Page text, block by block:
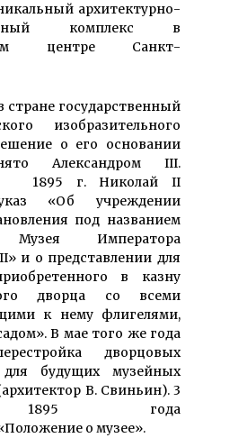
архитектурно-
комплекс в
центре Санкт-
стране государственный
изобразительного
о его основании
Александром III.
1895 г. Николай II
«Об учреждении
под названием
Музея Императора
и о представлении для
в казну
дворца со всеми
к нему флигелями,
В мае того же года
дворцовых
будущих музейных
В. Свиньин). 3
года
о музее».